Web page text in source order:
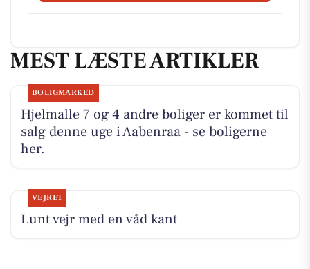
MEST LÆSTE ARTIKLER
BOLIGMARKED
Hjelmalle 7 og 4 andre boliger er kommet til
salg denne uge i Aabenraa - se boligerne
her.
VEJRET
Lunt vejr med en våd kant